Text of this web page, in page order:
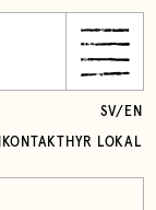
KONTAKT HYR LOKAL
SV/ EN